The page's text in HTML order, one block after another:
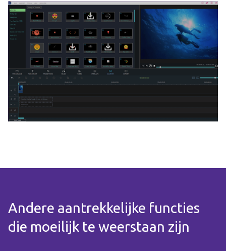
Andere aantrekkelijke functies
die moeilijk te weerstaan zijn